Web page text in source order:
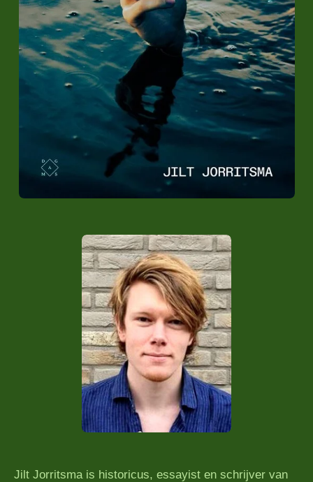
Jilt Jorritsma is historicus, essayist en schrijver van